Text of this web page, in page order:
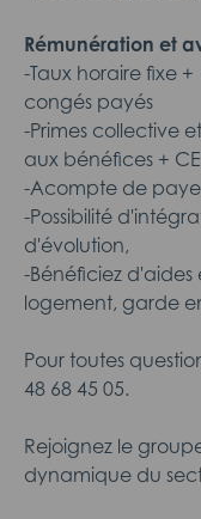
Rémunération et
-Taux horaire fixe +
congés payés
-Primes collective
aux bénéfices +
-Acompte de paye
-Possibilité
d'évolution,
-Bénéficiez d'aides
logement, garde
Pour toutes
48 68 45 05.
Rejoignez le
dynamique du